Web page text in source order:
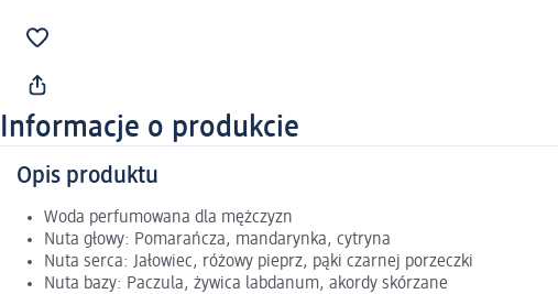
Informacje o produkcie
Opis produktu
Woda perfumowana dla mężczyzn
Nuta głowy: Pomarańcza, mandarynka, cytryna
Nuta serca: Jałowiec, różowy pieprz, pąki czarnej porzeczki
Nuta bazy: Paczula, żywica labdanum, akordy skórzane